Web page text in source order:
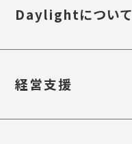
Daylightについて
経営支援